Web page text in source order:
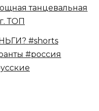
танцевальная
ТОП
#shorts
#россия